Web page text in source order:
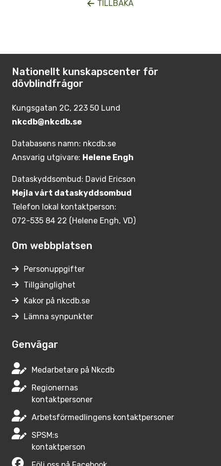
TILLBAKA
Nationellt kunskapscenter för
dövblindfrågor
Kungsgatan 2C, 223 50 Lund
nkcdb@nkcdb.se
Databasens namn: nkcdb.se
Ansvarig utgivare: Helene Engh
Dataskyddsombud: David Ericson
Mejla vårt dataskyddsombud
Telefon lokal kontaktperson:
072-535 84 22 (Helene Engh, VD)
Om webbplatsen
Personuppgifter
Tillgänglighet
Kakor på nkcdb.se
Lämna synpunkter
Genvägar
Medarbetare på Nkcdb
Regionernas
kontaktpersoner
Arbetsförmedlingens kontaktpersoner
SPSM:s
kontaktperson